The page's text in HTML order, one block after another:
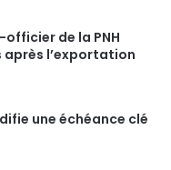
officier de la PNH
l’exportation
une échéance clé